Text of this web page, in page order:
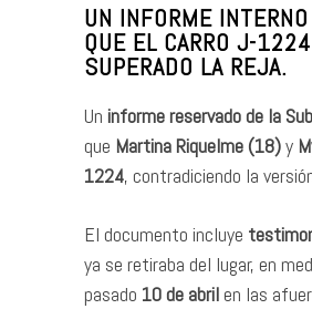
UN INFORME
QUE EL CARRO J-
SUPERADO LA REJA.
Un informe reservado de la
que Martina Riquelme (18)y
1224, contradiciendo la
El documento incluye
ya se retiraba del lugar, en
pasado 10 de abrilen las